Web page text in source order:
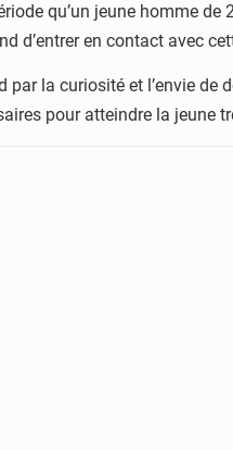
qu’un jeune homme
d’entrer en contact avec
par la curiosité et l’envie
pour atteindre la jeune